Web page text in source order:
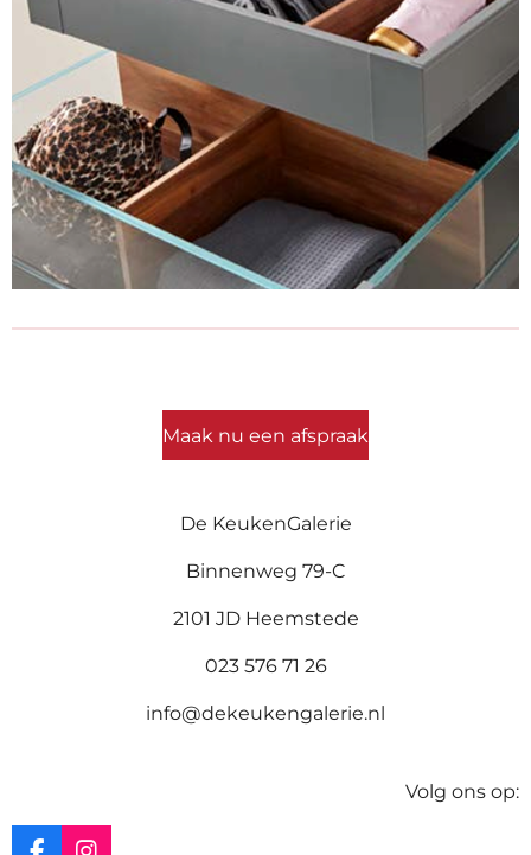
Maak nu een afspraak
De KeukenGalerie
Binnenweg 79-C
2101 JD Heemstede
023 576 71 26
info@dekeukengalerie.nl
Volg ons op: